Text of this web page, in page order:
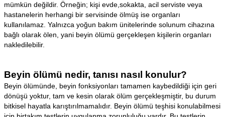
mümkün değildir. Örneğin; kişi evde,sokakta, acil serviste veya
hastanelerin herhangi bir servisinde ölmüş ise organları
kullanılamaz. Yalnızca yoğun bakım ünitelerinde solunum cihazına
bağlı olarak ölen, yani beyin ölümü gerçekleşen kişilerin organları
nakledilebilir.
Beyin ölümü nedir, tanısı nasıl konulur?
Beyin ölümünde, beyin fonksiyonları tamamen kaybedildiği için geri
dönüşü yoktur, tam ve kesin olarak ölüm gerçekleşmiştir, bu durum
bitkisel hayatla karıştırılmamalıdır. Beyin ölümü teşhisi konulabilmesi